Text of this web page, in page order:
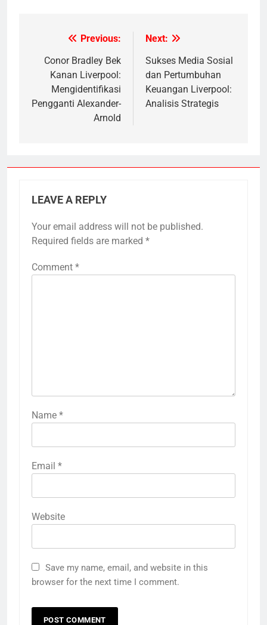
navigation
Previous:
Conor Bradley Bek
Kanan Liverpool:
Mengidentifikasi
Pengganti Alexander-
Arnold
Next:
Sukses Media Sosial
dan Pertumbuhan
Keuangan Liverpool:
Analisis Strategis
LEAVE A REPLY
Your email address will not be published.
Required fields are marked *
Comment *
Name *
Email *
Website
Save my name, email, and website in this
browser for the next time I comment.